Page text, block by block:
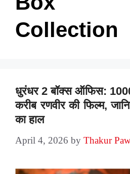
Collection
धुरंधर 2 बॉक्स ऑफिस:
करीब रणवीर की फिल्म,
का हाल
April 4, 2026 by Thakur